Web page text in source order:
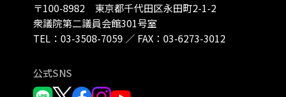
〒100-8982 東京都千代田区永田町2-1-2
衆議院第二議員会館301号室
TEL： 03-3508-7059／ FAX：03-6273-3012
公式SNS